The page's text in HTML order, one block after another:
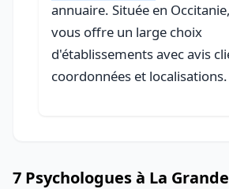
annuaire. Située en
vous offre un large choix
d'établissements avec avis
coordonnées et localisations.
7 Psychologues à La